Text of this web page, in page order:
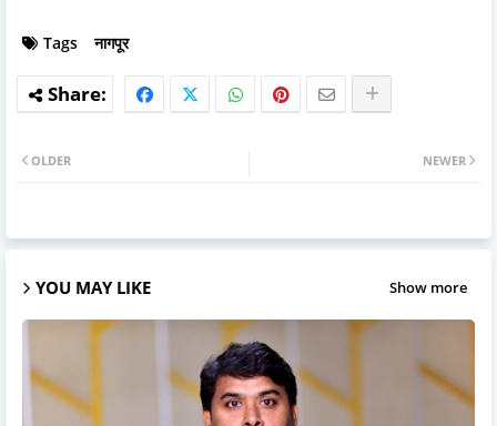
Tags नागपूर
NEWER
OLDER
YOU MAY LIKE Show more